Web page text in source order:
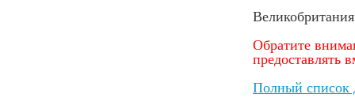
Великобритания
Обратите
предоставлять
Полный список